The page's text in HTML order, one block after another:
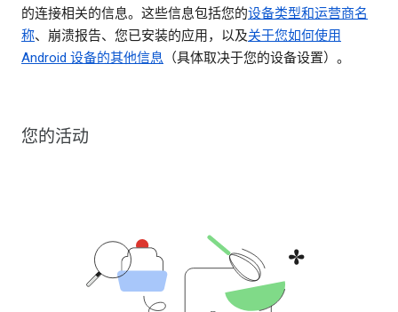
的连接相关的信息。这些信息包括您的设备类型和运营商名
称、崩溃报告、您已安装的应用，以及关于您如何使用
Android 设备的其他信息 （具体取决于您的设备设置）。
您的活动